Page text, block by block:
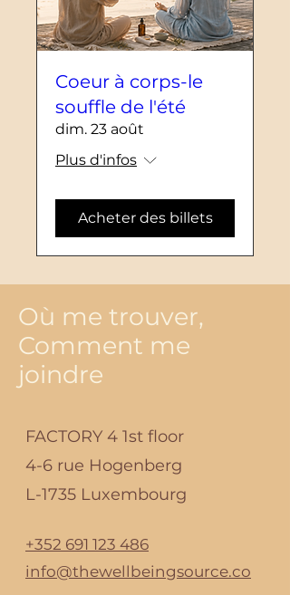
Coeur à corps-le
souffle de l'été
dim. 23 août
Plus d'infos
Acheter des billets
Où me trouver,
Comment me
joindre
FACTORY 4 1st floor
4-6 rue Hogenberg
L-1735 Luxembourg
+352 691 123 486
info@thewellbeingsource.co